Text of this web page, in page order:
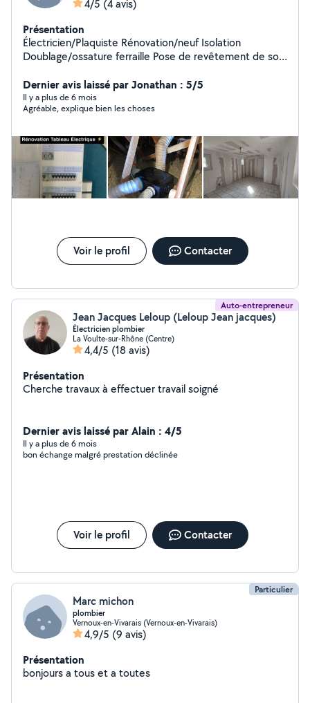
4/5 (4 avis)
Présentation
Électricien/Plaquiste Rénovation/neuf Isolation
Doublage/ossature ferraille Pose de revêtement de sol
Dépannage Climatisation Portail électrique VMC
Visiophone/interphone
Dernier avis laissé par Jonathan : 5/5
Il y a plus de 6 mois
Agréable, explique bien les choses
Voir le profil Contacter
Auto-entrepreneur
Jean Jacques Leloup (Leloup Jean jacques)
Électricien plombier
La Voulte-sur-Rhône (Centre)
4,4/5 (18 avis)
Présentation
Cherche travaux à effectuer travail soigné
Dernier avis laissé par Alain : 4/5
Il y a plus de 6 mois
bon échange malgré prestation déclinée
Voir le profil Contacter
Particulier
Marc michon
plombier
Vernoux-en-Vivarais (Vernoux-en-Vivarais)
4,9/5 (9 avis)
Présentation
bonjours a tous et a toutes